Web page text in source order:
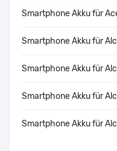
Smartphone Akku für
Smartphone Akku für
Smartphone Akku für
Smartphone Akku für
Smartphone Akku für